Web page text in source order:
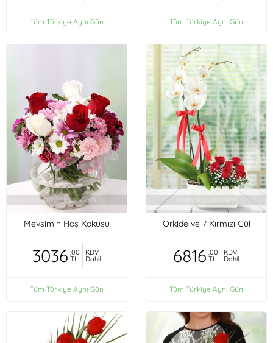
Tüm Türkiye Aynı Gün Tüm Türkiye Aynı Gün
Mevsimin Hoş Kokusu
3036 ,00
TL
KDV
Dahil
Tüm Türkiye Aynı Gün
Orkide ve 7 Kırmızı Gül
6816 ,00
TL
KDV
Dahil
Tüm Türkiye Aynı Gün